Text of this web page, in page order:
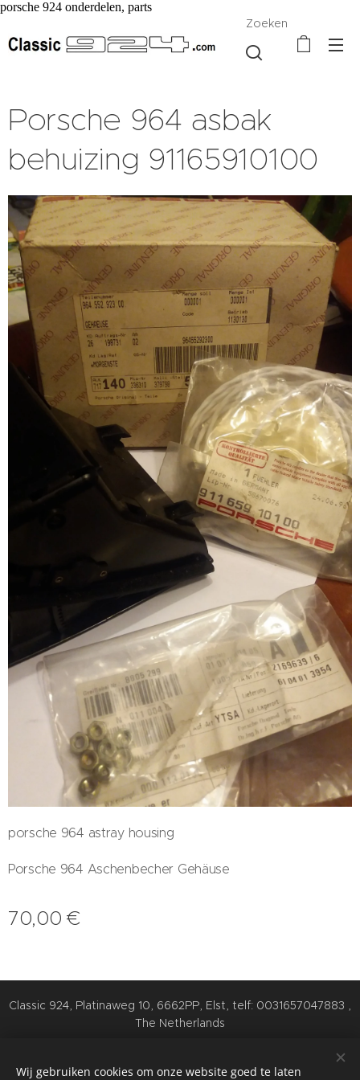
porsche 924 onderdelen, parts
Zoeken
Porsche 964 asbak
behuizing 91165910100
porsche 964 astray housing
Porsche 964 Aschenbecher Gehäuse
70,00 €
Classic 924, Platinaweg 10, 6662PP, Elst, telf: 0031657047883 ,
The Netherlands
Wij gebruiken cookies om onze website goed te laten